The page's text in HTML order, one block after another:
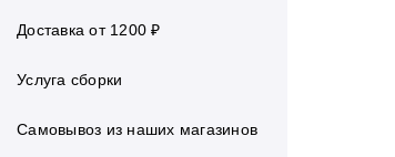
Доставка от 1200 ₽
Услуга сборки
Самовывоз из наших магазинов